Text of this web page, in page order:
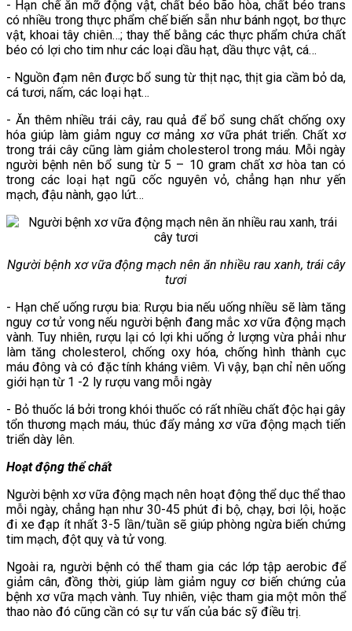
- Hạn chế ăn mỡ động vật, chất béo bão hòa, chất béo trans
có nhiều trong thực phẩm chế biến sẵn như bánh ngọt, bơ thực
vật, khoai tây chiên…; thay thế bằng các thực phẩm chứa chất
béo có lợi cho tim như các loại dầu hạt, dầu thực vật, cá…
- Nguồn đạm nên được bổ sung từ thịt nạc, thịt gia cầm bỏ da,
cá tươi, nấm, các loại hạt…
- Ăn thêm nhiều trái cây, rau quả để bổ sung chất chống oxy
hóa giúp làm giảm nguy cơ mảng xơ vữa phát triển. Chất xơ
trong trái cây cũng làm giảm cholesterol trong máu. Mỗi ngày
người bệnh nên bổ sung từ 5 – 10 gram chất xơ hòa tan có
trong các loại hạt ngũ cốc nguyên vỏ, chẳng hạn như yến
mạch, đậu nành, gạo lứt…
Người bệnh xơ vữa động mạch nên ăn nhiều rau xanh, trái cây
tươi
- Hạn chế uống rượu bia: Rượu bia nếu uống nhiều sẽ làm tăng
nguy cơ tử vong nếu người bệnh đang mắc xơ vữa động mạch
vành. Tuy nhiên, rượu lại có lợi khi uống ở lượng vừa phải như
làm tăng cholesterol, chống oxy hóa, chống hình thành cục
máu đông và có đặc tính kháng viêm. Vì vậy, bạn chỉ nên uống
giới hạn từ 1 -2 ly rượu vang mỗi ngày
- Bỏ thuốc lá bởi trong khói thuốc có rất nhiều chất độc hại gây
tổn thương mạch máu, thúc đẩy mảng xơ vữa động mạch tiến
triển dày lên.
Hoạt động thể chất
Người bệnh xơ vữa động mạch nên hoạt động thể dục thể thao
mỗi ngày, chẳng hạn như 30-45 phút đi bộ, chạy, bơi lội, hoặc
đi xe đạp ít nhất 3-5 lần/tuần sẽ giúp phòng ngừa biến chứng
tim mạch, đột quỵ và tử vong.
Ngoài ra, người bệnh có thể tham gia các lớp tập aerobic để
giảm cân, đồng thời, giúp làm giảm nguy cơ biến chứng của
bệnh xơ vữa mạch vành. Tuy nhiên, việc tham gia một môn thể
thao nào đó cũng cần có sự tư vấn của bác sỹ điều trị.